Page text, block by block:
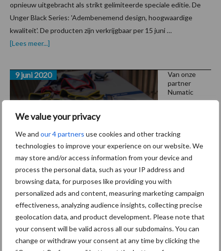
We value your privacy
We and our 4 partners use cookies and other tracking
technologies to improve your experience on our website. We
may store and/or access information from your device and
process the personal data, such as your IP address and
browsing data, for purposes like providing you with
personalized ads and content, measuring marketing campaign
effectiveness, analyzing audience insights, collecting precise
geolocation data, and product development. Please note that
your consent will be valid across all our subdomains. You can
change or withdraw your consent at any time by clicking the
opnieuw uitgebracht als strikt gelimiteerde speciale editie. De
Unger Black Series: 'Adembenemend design, hoogwaardige
kwaliteit'. De producten zijn verkrijgbaar per 15 juni …
[Lees meer...]
in
limited
edition
Van onze
partner
Numatic
mingsmi
ddelen:
hard
tegen
ziekmakers, zacht voor uw handen
9 juni 2020
Als reactie op de uitbraak van het coronavirus en om uw
organisatie zo goed mogelijk te ondersteunen heeft Numatic een
assortiment desinfectie- en persoonlijke beschermingsmiddelen